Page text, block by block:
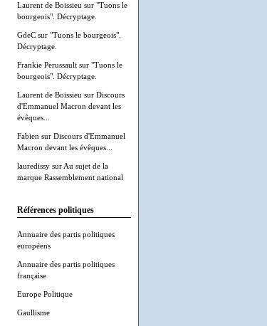
Laurent de Boissieu sur "Tuons le
bourgeois". Décryptage.
GdeC sur "Tuons le bourgeois".
Décryptage.
Frankie Perussault sur "Tuons le
bourgeois". Décryptage.
Laurent de Boissieu sur Discours
d'Emmanuel Macron devant les
évêques...
Fabien sur Discours d'Emmanuel
Macron devant les évêques...
lauredissy sur Au sujet de la
marque Rassemblement national
Références politiques
Annuaire des partis politiques
européens
Annuaire des partis politiques
française
Europe Politique
Gaullisme